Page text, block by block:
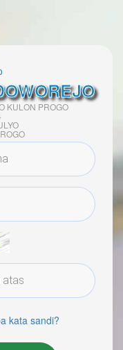
KULON PROGO
kata sandi?